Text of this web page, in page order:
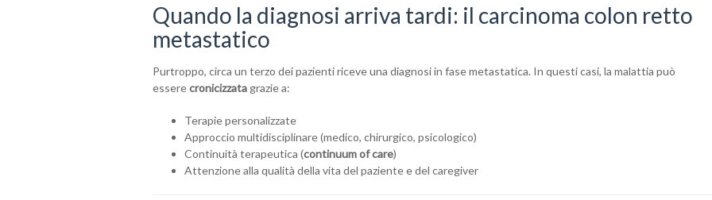
Quando la diagnosi arriva tardi: il carcinoma colon retto
metastatico
Purtroppo, circa un terzo dei pazienti riceve una diagnosi in fase metastatica. In questi casi, la malattia può
esserecronicizzata grazie a:
Terapie personalizzate
Approccio multidisciplinare (medico, chirurgico, psicologico)
Continuità terapeutica (continuum of care)
Attenzione alla qualità della vita del paziente e del caregiver